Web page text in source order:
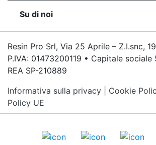
Su di noi
Resin Pro Srl, Via 25 Aprile – Z.I.snc,
P.IVA: 01473200119 • Capitale
REA SP-210889
Informativa sulla privacy
Cookie
Policy UE